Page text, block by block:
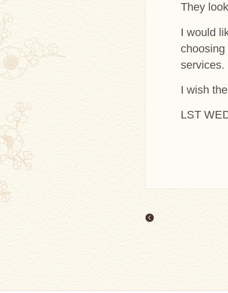
They
I would
services.
I wish
LST